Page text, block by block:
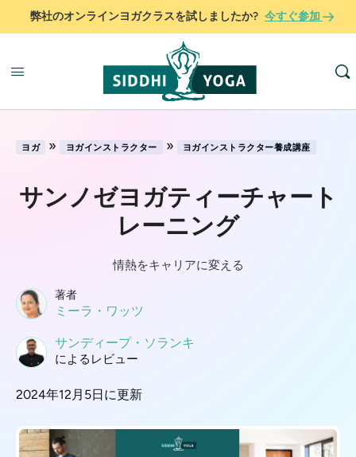
弊社のオンラインヨガクラスを試しましたか? 今すぐ参加
ヨガ » ヨガインストラクター » ヨガインストラクター養成講座
サンノゼヨガティーチャート
レーニング
情熱をキャリアに変える
著者
ミーラ・ワッツ
サンディープ・ソランキ
によるレビュー
2024年12月5日に更新